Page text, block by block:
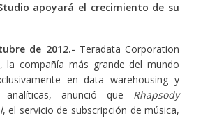
apoyará el crecimiento de su
de 2012.- Teradata Corporation
la compañía más grande del mundo
en data warehousing y
analíticas, anunció que Rhapsody
, el servicio de subscripción de música,